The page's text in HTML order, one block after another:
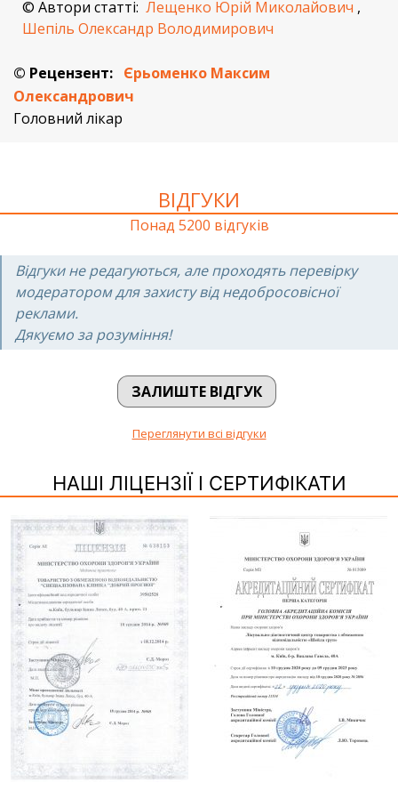
© Автори статті: Лещенко Юрій Миколайович ,
Шепіль Олександр Володимирович
© Рецензент: Єрьоменко Максим
Олександрович
Головний лікар
ВІДГУКИ
Понад 5200 відгуків
Відгуки не редагуються, але проходять перевірку
модератором для захисту від недобросовісної
реклами.
Дякуємо за розуміння!
ЗАЛИШТЕ ВІДГУК
Переглянути всі відгуки
НАШІ ЛІЦЕНЗІЇ І СЕРТИФІКАТИ